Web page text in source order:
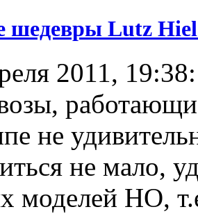
шедевры Lutz
2011,
не
не мало,
моделей НО,